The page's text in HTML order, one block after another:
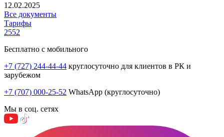
12.02.2025
Все документы
Тарифы
2552
Бесплатно с мобильного
+7 (727) 244-44-44 круглосуточно для клиентов в РК и
зарубежом
+7 (707) 000-25-52 WhatsApp (круглосуточно)
Мы в соц. сетях